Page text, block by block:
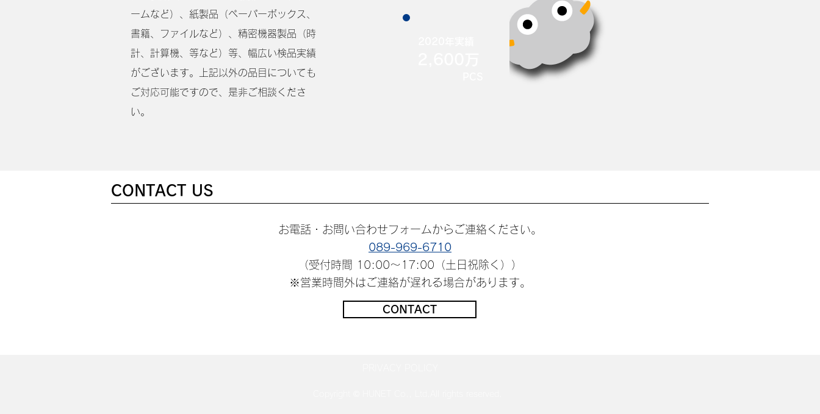
ームなど）、紙製品（ペーパーボックス、
書籍、ファイルなど）、精密機器製品（時
計、計算機、等など）等、幅広い検品実績
がございます。上記以外の品目についても
ご対応可能ですので、是非ご相談くださ
い。
CONTACT US
お電話・お問い合わせフォームからご連絡ください。
089-969-6710
（受付時間 10:00～17:00（土日祝除く））
※営業時間外はご連絡が遅れる場合があります。
CONTACT